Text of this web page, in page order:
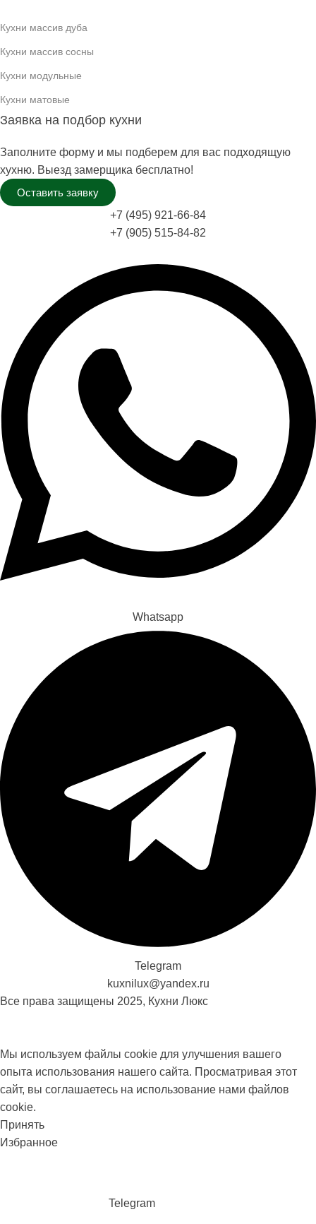
Кухни массив дуба
Кухни массив сосны
Кухни модульные
Кухни матовые
Заявка на подбор кухни
Заполните форму и мы подберем для вас подходящую
хухню. Выезд замерщика бесплатно!
Оставить заявку
+7 (495) 921-66-84
+7 (905) 515-84-82
Whatsapp
Telegram
kuxnilux@yandex.ru
Все права защищены 2025, Кухни Люкс
Мы используем файлы cookie для улучшения вашего
опыта использования нашего сайта. Просматривая этот
сайт, вы соглашаетесь на использование нами файлов
cookie.
Принять
Избранное
Telegram